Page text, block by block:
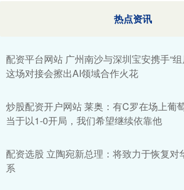
热点资讯
配资平台网站 广州南沙与深圳宝安携手“组
这场对接会擦出AI领域合作火花
炒股配资开户网站 莱奥：有C罗在场上葡
当于以1-0开局，我们希望继续依靠他
配资选股 立陶宛新总理：将致力于恢复对
系